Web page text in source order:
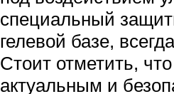
специальный
гелевой базе,
Стоит отметить,
актуальным и